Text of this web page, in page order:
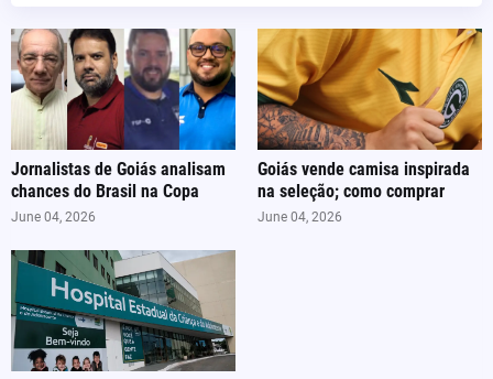
Jornalistas de Goiás analisam
chances do Brasil na Copa
June 04, 2026
Goiás vende camisa inspirada
na seleção; como comprar
June 04, 2026